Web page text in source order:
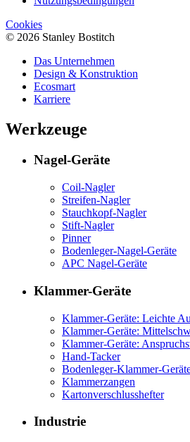
Cookies
© 2026 Stanley Bostitch
Das Unternehmen
Design & Konstruktion
Ecosmart
Karriere
Werkzeuge
Nagel-Geräte
Coil-Nagler
Streifen-Nagler
Stauchkopf-Nagler
Stift-Nagler
Pinner
Bodenleger-Nagel-Geräte
APC Nagel-Geräte
Klammer-Geräte
Klammer-Geräte: Leichte
Klammer-Geräte:
Klammer-Geräte:
Hand-Tacker
Bodenleger-Klammer-
Klammerzangen
Kartonverschlusshefter
Industrie